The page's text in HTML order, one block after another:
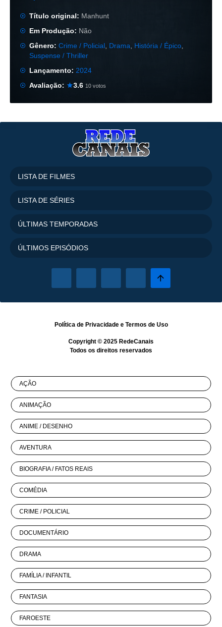
Título original: Manhunt
Em Produção: Não
Gênero:Crime / Policial Drama História / Épico
Suspense / Thriller
Lançamento: 2024
Avaliação:
3.6 10 votos
LISTA DE FILMES
LISTA DE SÉRIES
ÚLTIMAS TEMPORADAS
ÚLTIMOS EPISÓDIOS
Política de Privacidadee Termos de Uso
Copyright © 2025 RedeCanais
Todos os direitos reservados
AÇÃO
ANIMAÇÃO
ANIME / DESENHO
AVENTURA
BIOGRAFIA / FATOS REAIS
COMÉDIA
CRIME / POLICIAL
DOCUMENTÁRIO
DRAMA
FAMÍLIA / INFANTIL
FANTASIA
FAROESTE